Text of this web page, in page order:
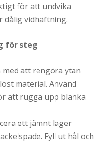
för att undvika
dålig vidhäftning.
för steg
med att rengöra ytan
material. Använd
att rugga upp blanka
ett jämnt lager
Fyll ut hål och